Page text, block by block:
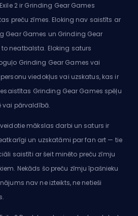
2 ir Grinding Gear Games
preču zīmes. Eloking nav saistīts ar
Gear Games un Grinding Gear
neatbalsta. Eloking saturs
Grinding Gear Games vai
viedokļus vai uzskatus, kas ir
Grinding Gear Games spēļu
vai pārvaldībā.
veidotie mākslas darbi un saturs ir
un uzskatāmi par fan art — tie
saistīti ar šeit minēto preču zīmju
Nekāds šo preču zīmju īpašnieku
nav ne izteikts, ne netieši